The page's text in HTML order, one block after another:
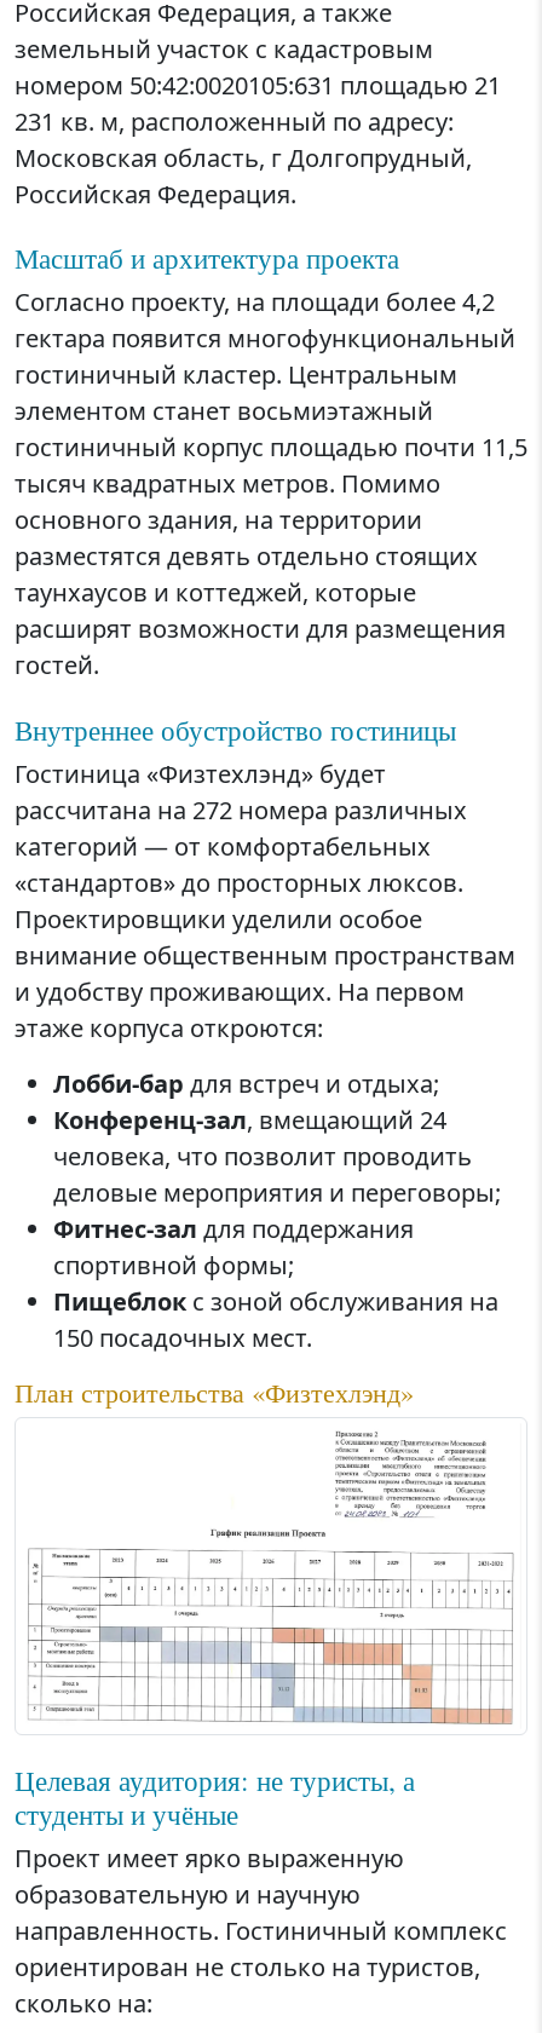
Российская Федерация, а также
земельный участок с кадастровым
номером 50:42:0020105:631 площадью 21
231 кв. м, расположенный по адресу:
Московская область, г Долгопрудный,
Российская Федерация.
Масштаб и архитектура проекта
Согласно проекту, на площади более 4,2
гектара появится многофункциональный
гостиничный кластер. Центральным
элементом станет восьмиэтажный
гостиничный корпус площадью почти 11,5
тысяч квадратных метров. Помимо
основного здания, на территории
разместятся девять отдельно стоящих
таунхаусов и коттеджей, которые
расширят возможности для размещения
гостей.
Внутреннее обустройство гостиницы
Гостиница «Физтехлэнд» будет
рассчитана на 272 номера различных
категорий — от комфортабельных
«стандартов» до просторных люксов.
Проектировщики уделили особое
внимание общественным пространствам
и удобству проживающих. На первом
этаже корпуса откроются:
Лобби-бар для встреч и отдыха;
Конференц-зал, вмещающий 24
человека, что позволит проводить
деловые мероприятия и переговоры;
Фитнес-зал для поддержания
спортивной формы;
Пищеблок с зоной обслуживания на
150 посадочных мест.
План строительства «Физтехлэнд»
Целевая аудитория: не туристы, а
студенты и учёные
Проект имеет ярко выраженную
образовательную и научную
направленность. Гостиничный комплекс
ориентирован не столько на туристов,
сколько на: